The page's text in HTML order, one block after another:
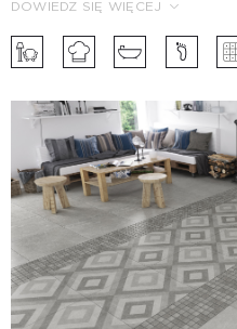
DOWIEDZ SIĘ WIĘCEJ